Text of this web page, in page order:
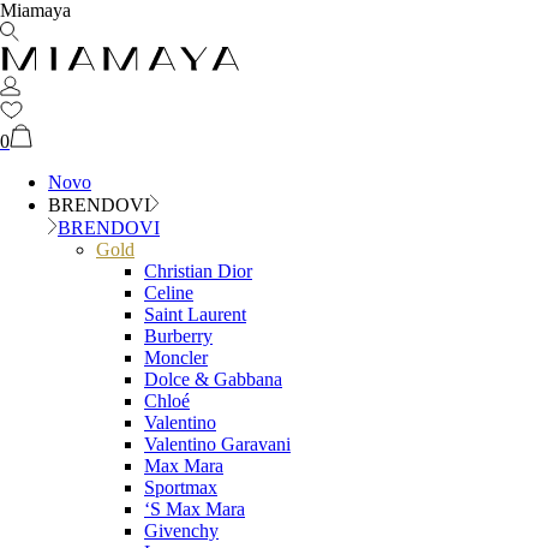
Miamaya
0
Novo
BRENDOVI
BRENDOVI
Gold
Christian Dior
Celine
Saint Laurent
Burberry
Moncler
Dolce & Gabbana
Chloé
Valentino
Valentino Garavani
Max Mara
Sportmax
‘S Max Mara
Givenchy